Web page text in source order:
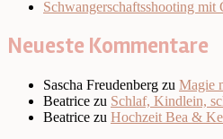
Schwangerschaftsshooting mit
Neueste Kommentare
Sascha Freudenberg zu Magie
Beatrice zu Schlaf, Kindlein,
Beatrice zu Hochzeit Bea &